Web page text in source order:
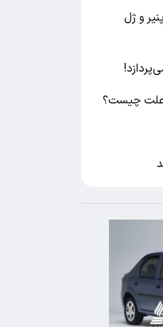
و ژل
علت چیست؟